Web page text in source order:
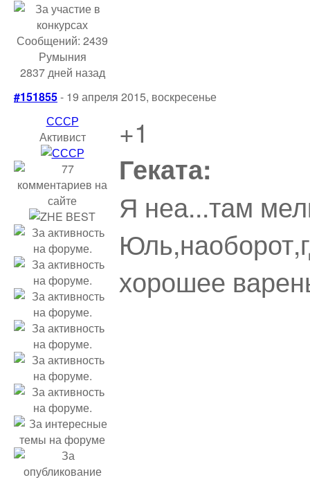
Сообщений: 2439
Румыния
2837 дней назад
#151855- 19 апреля 2015, воскресенье
СССР
Активист
+1
Геката:
Я неа...там
хорошее